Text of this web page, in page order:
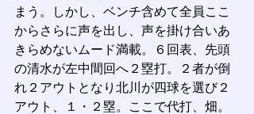
まう。しかし、ベンチ含めて全員ここ
からさらに声を出し、声を掛け合いあ
きらめないムード満載。６回表、先頭
の清水が左中間回へ２塁打。２者が倒
れ２アウトとなり北川が四球を選び２
アウト、１・２塁。ここで代打、畑。